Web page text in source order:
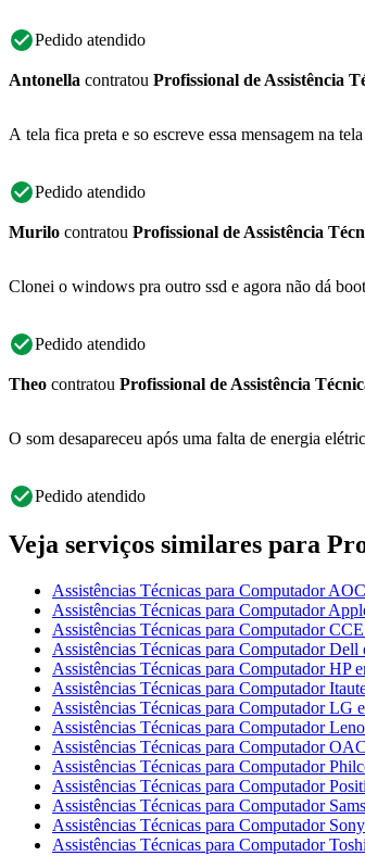
Pedido atendido
Antonella contratou Profissional de Assistência
A tela fica preta e so escreve essa mensagem na
Pedido atendido
Murilo contratou Profissional de Assistência
Clonei o windows pra outro ssd e agora não dá
Pedido atendido
Theo contratou Profissional de Assistência
O som desapareceu após uma falta de energia
Pedido atendido
Veja serviços similares para
Assistências Técnicas para Computador
Assistências Técnicas para Computador
Assistências Técnicas para Computador
Assistências Técnicas para Computador Dell
Assistências Técnicas para Computador HP
Assistências Técnicas para Computador
Assistências Técnicas para Computador LG
Assistências Técnicas para Computador
Assistências Técnicas para Computador
Assistências Técnicas para Computador
Assistências Técnicas para Computador
Assistências Técnicas para Computador
Assistências Técnicas para Computador
Assistências Técnicas para Computador